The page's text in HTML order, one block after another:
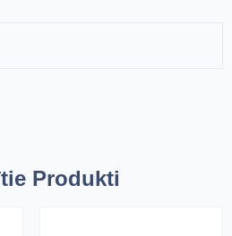
Produkti